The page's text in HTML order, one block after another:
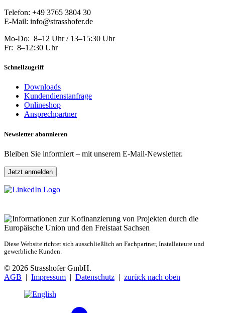
Telefon: +49 3765 3804 30
E-Mail: info@strasshofer.de
Mo-Do: 8–12 Uhr / 13–15:30 Uhr
Fr: 8–12:30 Uhr
Schnellzugriff
Downloads
Kundendienstanfrage
Onlineshop
Ansprechpartner
Newsletter abonnieren
Bleiben Sie informiert – mit unserem E-Mail-Newsletter.
Jetzt anmelden
Diese Website richtet sich ausschließlich an Fachpartner, Installateure und
gewerbliche Kunden.
© 2026 Strasshofer GmbH.
AGB | Impressum | Datenschutz | zurück nach oben